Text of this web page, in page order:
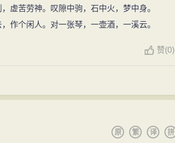
四家”。他曾遍学晋、唐、五代名家，得力于
自创新意。 用笔丰腴跌宕，有天真烂漫之
、识见处处
亦均向他学习，可见影响之大。黄庭坚在《山谷
的诗作，是苏轼被贬黄州第三年的寒食节 所
在太祖赵匡胤年间既定下不杀士大夫的国策，苏
变得心灰意冷，苏轼到任后，
虚苦劳神。叹隙中驹，石中火，梦中身。
作个闲人。对一张琴，一壶酒，一溪云。
赞(0)
拼
译
繁
原